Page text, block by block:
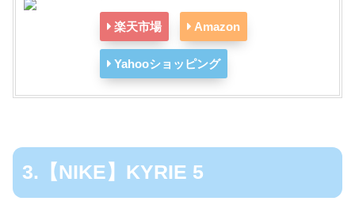
楽天市場 Amazon
Yahooショッピング
3.【NIKE】KYRIE 5